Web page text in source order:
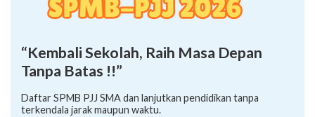
“Kembali Sekolah, Raih Masa Depan
Tanpa Batas !!”
Daftar SPMB PJJ SMA dan lanjutkan pendidikan tanpa
terkendala jarak maupun waktu.